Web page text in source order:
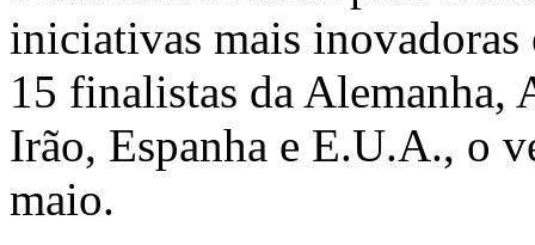
iniciativas mais
15 finalistas da Alemanha,
Irão, Espanha e E.U.A., o
maio.